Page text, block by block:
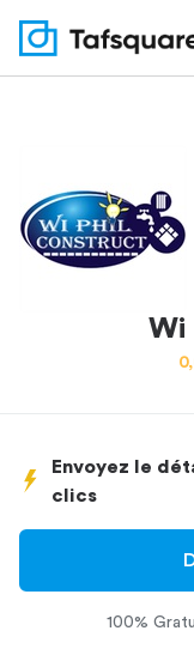
Wi
Envoyez le
clics
100%